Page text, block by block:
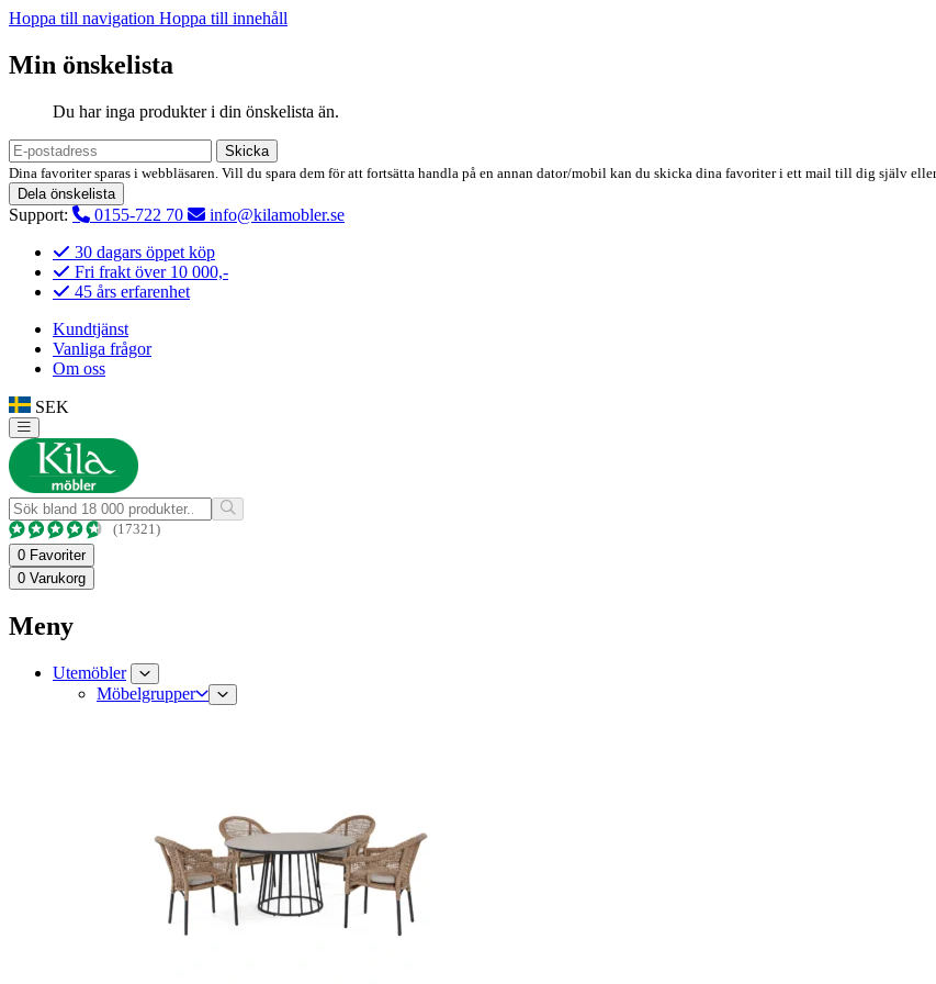
Hoppa till navigation Hoppa till innehåll
Min önskelista
Du har inga produkter i din önskelista än.
Skicka
Dina favoriter sparas i webbläsaren. Vill du spara dem för att fortsätta handla på en annan dator/mobil kan du skicka dina favoriter i ett mail till dig själv
Dela önskelista
Support: 0155-722 70
info@kilamobler.se
30 dagars öppet köp
Fri frakt över 10 000,-
45 års erfarenhet
Kundtjänst
Vanliga frågor
Om oss
SEK
(17321)
0 Favoriter
0 Varukorg
Meny
Utemöbler
Möbelgrupper